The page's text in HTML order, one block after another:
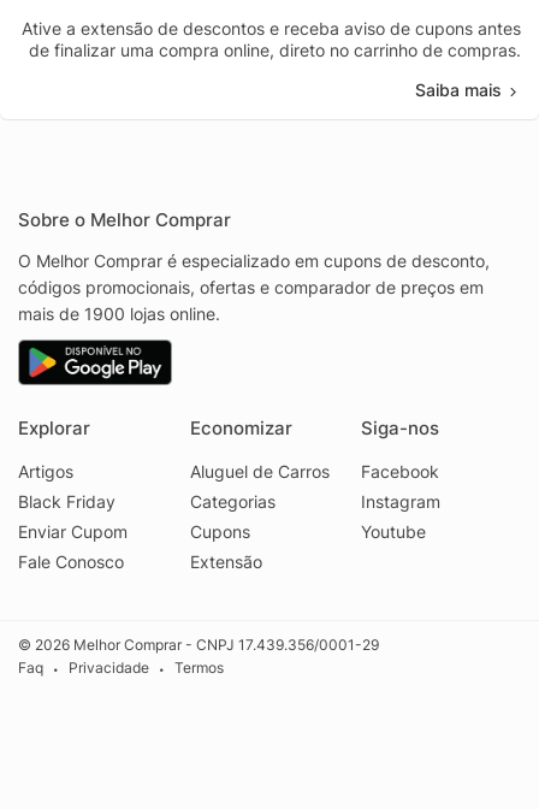
Ative a extensão de descontos e receba aviso de cupons antes
de finalizar uma compra online, direto no carrinho de compras.
Saiba mais
Sobre o Melhor Comprar
O Melhor Comprar é especializado em cupons de desconto,
códigos promocionais, ofertas e comparador de preços em
mais de 1900 lojas online.
Explorar
Artigos
Black Friday
Enviar Cupom
Fale Conosco
Economizar
Aluguel de Carros
Categorias
Cupons
Extensão
Siga-nos
Facebook
Instagram
Youtube
© 2026 Melhor Comprar - CNPJ 17.439.356/0001-29
Faq
• Privacidade • Termos